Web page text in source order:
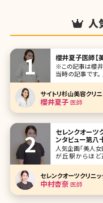
人
櫻井夏子医師【
※この記事は櫻井
当時の記事です
回は東京・銀座に
櫻井夏子（さくらい なつこ
間大学病院で勤務
サイトリ杉山美容クリ
櫻井夏子医師
セレンクオーツ
ンタビュー第八
人気企画「美人
が丘駅からほど
Quartz Clinic）で
先生です。 やわ
しさも心も満たし
セレンクオーツクリニ
中村杏奈医師